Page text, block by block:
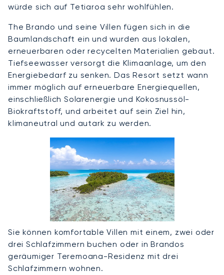
würde sich auf Tetiaroa sehr wohlfühlen.
The Brando und seine Villen fügen sich in die
Baumlandschaft ein und wurden aus lokalen,
erneuerbaren oder recycelten Materialien gebaut.
Tiefseewasser versorgt die Klimaanlage, um den
Energiebedarf zu senken. Das Resort setzt wann
immer möglich auf erneuerbare Energiequellen,
einschließlich Solarenergie und Kokosnussöl-
Biokraftstoff, und arbeitet auf sein Ziel hin,
klimaneutral und autark zu werden.
Sie können komfortable Villen mit einem, zwei oder
drei Schlafzimmern buchen oder in Brandos
geräumiger Teremoana-Residenz mit drei
Schlafzimmern wohnen.